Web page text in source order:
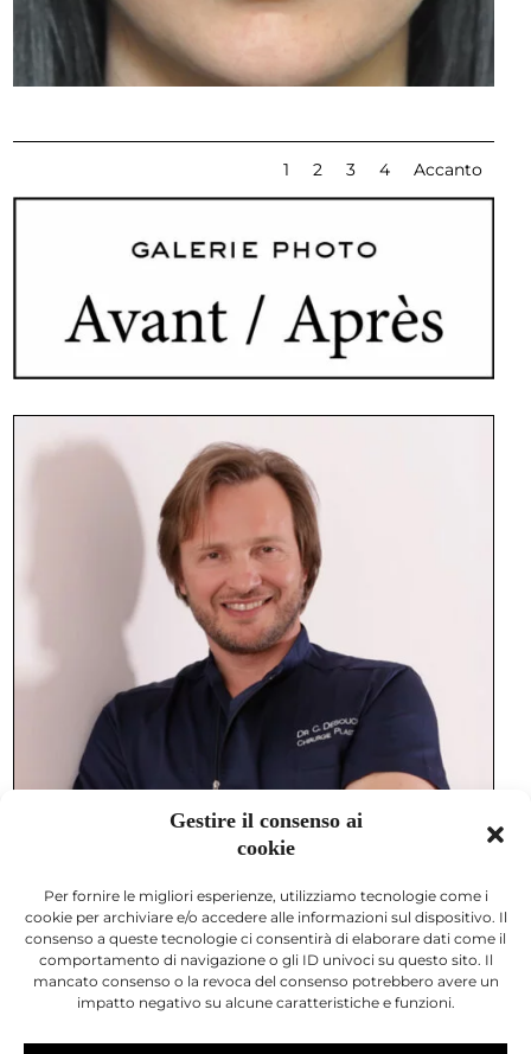
Gestire il consenso ai
cookie
Per fornire le migliori esperienze, utilizziamo tecnologie come i
cookie per archiviare e/o accedere alle informazioni sul dispositivo. Il
consenso a queste tecnologie ci consentirà di elaborare dati come il
comportamento di navigazione o gli ID univoci su questo sito. Il
mancato consenso o la revoca del consenso potrebbero avere un
impatto negativo su alcune caratteristiche e funzioni.
1 2 3 4 Accanto